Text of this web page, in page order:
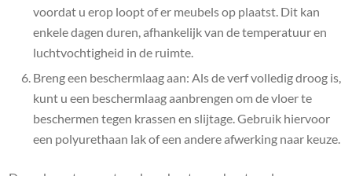
voordat u erop loopt of er meubels op plaatst. Dit kan
enkele dagen duren, afhankelijk van de temperatuur en
luchtvochtigheid in de ruimte.
Breng een beschermlaag aan: Als de verf volledig droog is,
kunt u een beschermlaag aanbrengen om de vloer te
beschermen tegen krassen en slijtage. Gebruik hiervoor
een polyurethaan lak of een andere afwerking naar keuze.